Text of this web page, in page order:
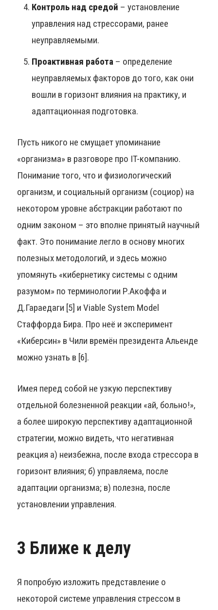
Контроль над средой – установление
управления над стрессорами, ранее
неуправляемыми.
Проактивная работа – определение
неуправляемых факторов до того, как они
вошли в горизонт влияния на практику, и
адаптационная подготовка.
Пусть никого не смущает упоминание
«организма» в разговоре про IT-компанию.
Понимание того, что и физиологический
организм, и социальный организм (социор) на
некотором уровне абстракции работают по
одним законом – это вполне принятый научный
факт. Это понимание легло в основу многих
полезных методологий, и здесь можно
упомянуть «кибернетику системы с одним
разумом» по терминологии Р.Акоффа и
Д.Гараедаги [5] и Viable System Model
Стаффорда Бира. Про неё и эксперимент
«Киберсин» в Чили времён президента Альенде
можно узнать в [6].
Имея перед собой не узкую перспективу
отдельной болезненной реакции «ай, больно!»,
а более широкую перспективу адаптационной
стратегии, можно видеть, что негативная
реакция а) неизбежна, после входа стрессора в
горизонт влияния; б) управляема, после
адаптации организма; в) полезна, после
установлении управления.
3 Ближе к делу
Я попробую изложить представление о
некоторой системе управления стрессом в